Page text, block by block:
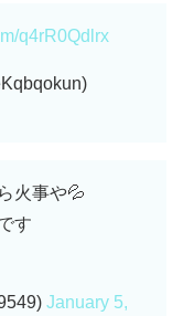
q4rR0Qdlrx
火事や💦
す
January 5,